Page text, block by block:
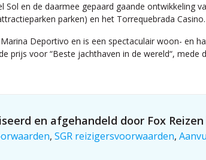
Sol en de daarmee gepaard gaande
parken) en het Torrequebrada Casino.
Deportivo en is een spectaculair woon- en
prijs voor “Beste jachthaven in de wereld“,
en afgehandeld door Fox Reizen
, SGR reizigersvoorwaarden,